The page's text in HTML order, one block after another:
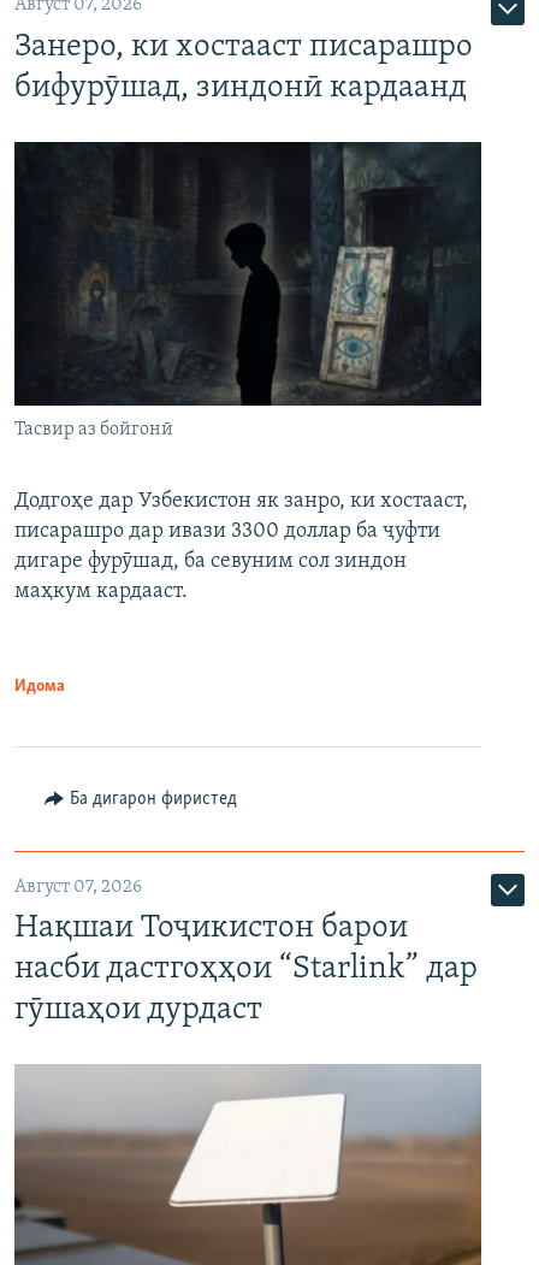
Август 07, 2026
Занеро, ки хостааст писарашро
бифурӯшад, зиндонӣ кардаанд
Тасвир аз бойгонӣ
Додгоҳе дар Узбекистон як занро, ки хостааст,
писарашро дар ивази 3300 доллар ба ҷуфти
дигаре фурӯшад, ба севуним сол зиндон
маҳкум кардааст.
Идома
Ба дигарон фиристед
Август 07, 2026
Нақшаи Тоҷикистон барои
насби дастгоҳҳои “Starlink” дар
гӯшаҳои дурдаст